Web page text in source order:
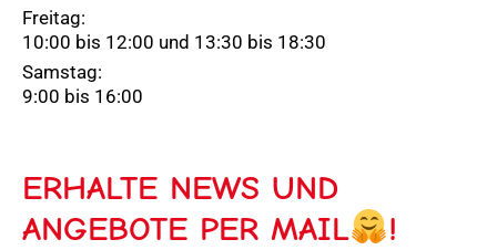
Freitag:
10:00 bis 12:00 und 13:30 bis 18:30
Samstag:
9:00 bis 16:00
ERHALTE NEWS UND
ANGEBOTE PER MAIL
!